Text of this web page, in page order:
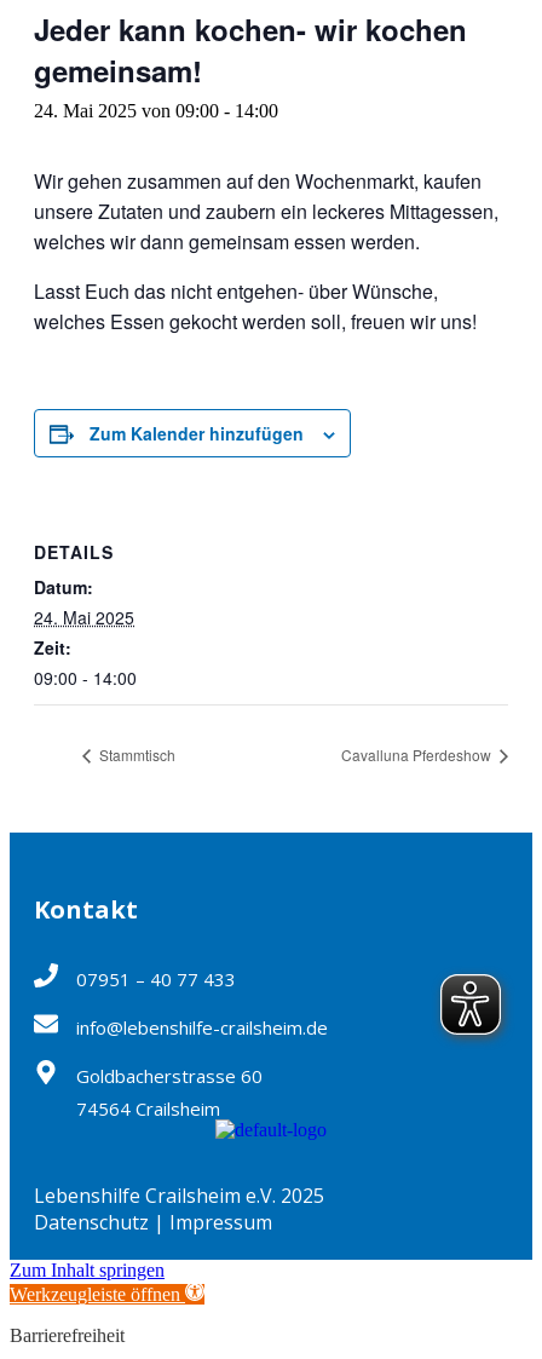
Jeder kann kochen- wir kochen
gemeinsam!
24. Mai 2025 von 09:00 - 14:00
Wir gehen zusammen auf den Wochenmarkt, kaufen
unsere Zutaten und zaubern ein leckeres Mittagessen,
welches wir dann gemeinsam essen werden.
Lasst Euch das nicht entgehen- über Wünsche,
welches Essen gekocht werden soll, freuen wir uns!
Zum Kalender hinzufügen
DETAILS
Datum:
24. Mai 2025
Zeit:
09:00 - 14:00
Stammtisch Cavalluna Pferdeshow
Kontakt
07951 – 40 77 433
info@lebenshilfe-crailsheim.de
Goldbacherstrasse 60
74564 Crailsheim
Lebenshilfe Crailsheim e.V. 2025
Datenschutz | Impressum
Zum Inhalt springen
Werkzeugleiste öffnen
Barrierefreiheit